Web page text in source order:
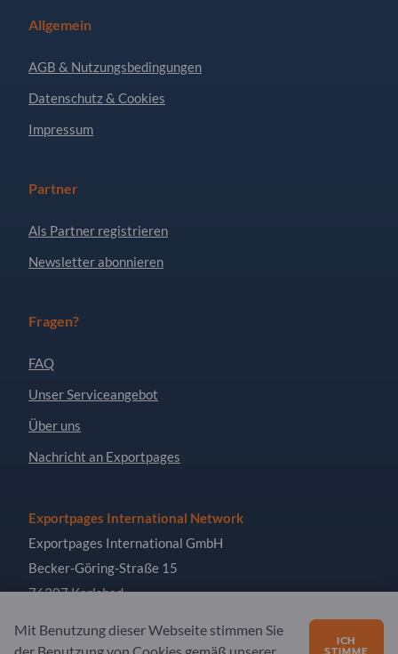
Allgemein
AGB & Nutzungsbedingungen
Datenschutz & Cookies
Impressum
Partner
Als Partner registrieren
Newsletter abonnieren
Fragen?
FAQ
Unser Serviceangebot
Über uns
Nachricht an Exportpages
Exportpages International Network
Exportpages International GmbH
Becker-Göring-Straße 15
76307 Karlsbad
Mit Benutzung dieser Webseite stimmen Sie
ICH